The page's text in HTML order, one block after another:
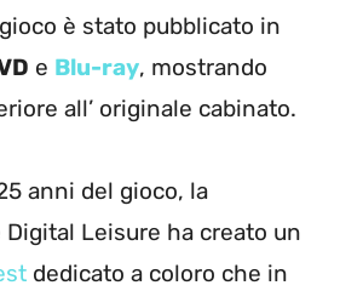
è stato pubblicato in
e Blu-ray, mostrando
all’ originale cabinato.
anni del gioco, la
Leisure ha creato un
dedicato a coloro che in